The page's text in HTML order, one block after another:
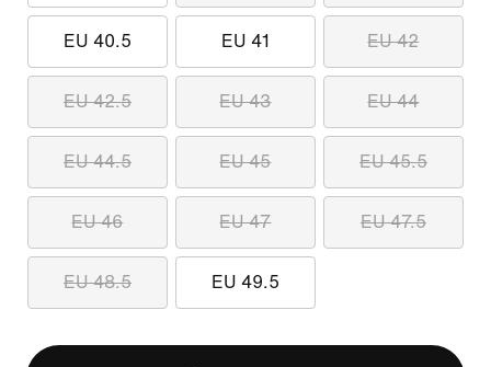
EU 40.5 EU 41 EU 42
EU 42.5 EU 43 EU 44
EU 44.5 EU 45 EU 45.5
EU 46 EU 47 EU 47.5
EU 48.5 EU 49.5